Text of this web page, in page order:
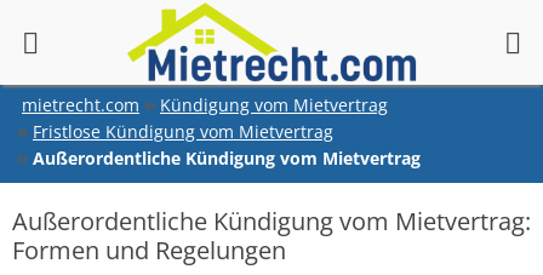
mietrecht.com
Kündigung vom Mietvertrag
Fristlose Kündigung vom Mietvertrag
Außerordentliche Kündigung vom Mietvertrag
Außerordentliche Kündigung vom Mietvertrag:
Formen und Regelungen